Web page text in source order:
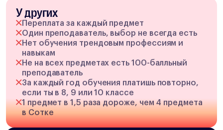
У других
Переплата за каждый предмет
Один преподаватель, выбор не всегда есть
Нет обучения трендовым профессиям и
навыкам
Не на всех предметах есть 100-балльный
преподаватель
За каждый год обучения платишь повторно,
если ты в 8, 9 или 10 классе
1 предмет в 1,5 раза дороже, чем 4 предмета
в Сотке